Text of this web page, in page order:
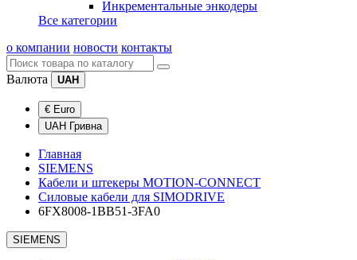
Инкрементальные энкодеры
Все категории
о компании новости контакты
Валюта UAH
€ Euro
UAH Гривна
Главная
SIEMENS
Кабели и штекеры MOTION-CONNECT
Силовые кабели для SIMODRIVE
6FX8008-1BB51-3FA0
SIEMENS